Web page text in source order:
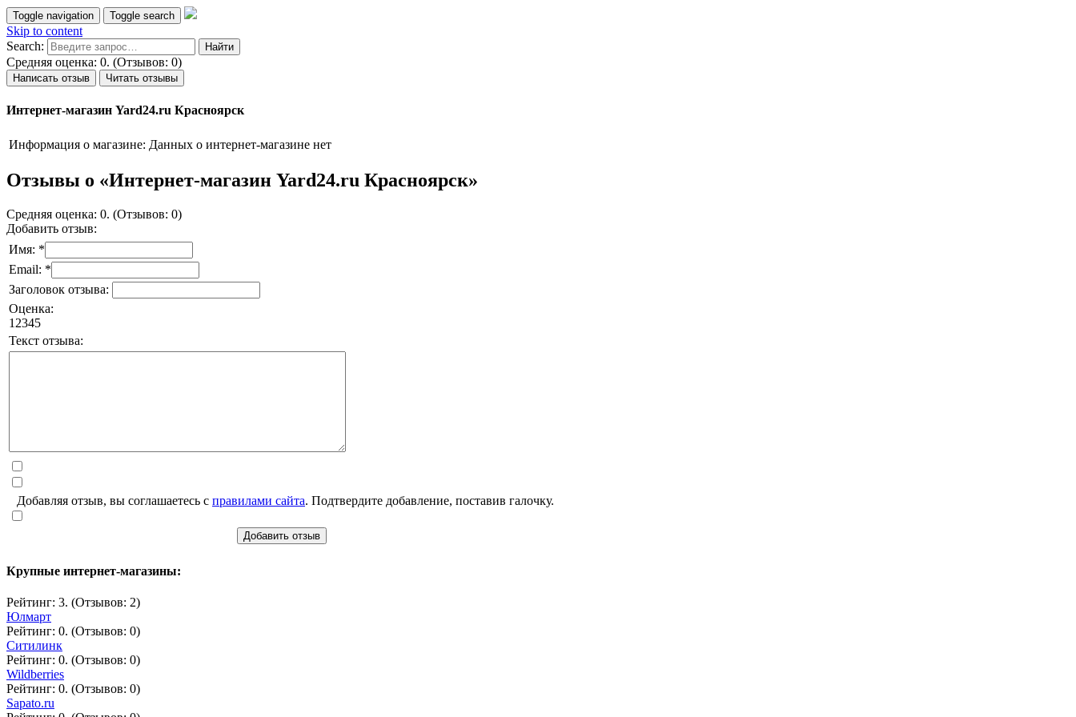
Toggle navigation Toggle search
Skip to content
Search:
Средняя оценка: 0. (Отзывов: 0)
Написать отзыв Читать отзывы
Интернет-магазин Yard24.ru Красноярск
Информация о магазине: Данных о интернет-магазине нет
Отзывы о «Интернет-магазин Yard24.ru Красноярск»
Средняя оценка: 0. (Отзывов: 0)
Добавить отзыв:
Имя: *
Email: *
Заголовок отзыва:
Оценка:
1 2345
Текст отзыва:
Добавляя отзыв, вы соглашаетесь с правилами сайта. Подтвердите добавление, поставив галочку.
Добавить отзыв
Крупные интернет-магазины:
Рейтинг: 3. (Отзывов: 2)
Юлмарт
Рейтинг: 0. (Отзывов: 0)
Ситилинк
Рейтинг: 0. (Отзывов: 0)
Wildberries
Рейтинг: 0. (Отзывов: 0)
Sapato.ru